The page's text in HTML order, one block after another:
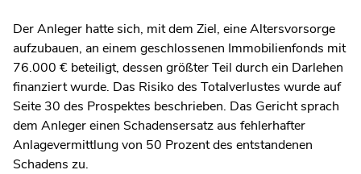
Der Anleger hatte sich, mit dem Ziel, eine Altersvorsorge
aufzubauen, an einem geschlossenen Immobilienfonds mit
76.000 € beteiligt, dessen größter Teil durch ein Darlehen
finanziert wurde. Das Risiko des Totalverlustes wurde auf
Seite 30 des Prospektes beschrieben. Das Gericht sprach
dem Anleger einen Schadensersatz aus fehlerhafter
Anlagevermittlung von 50 Prozent des entstandenen
Schadens zu.